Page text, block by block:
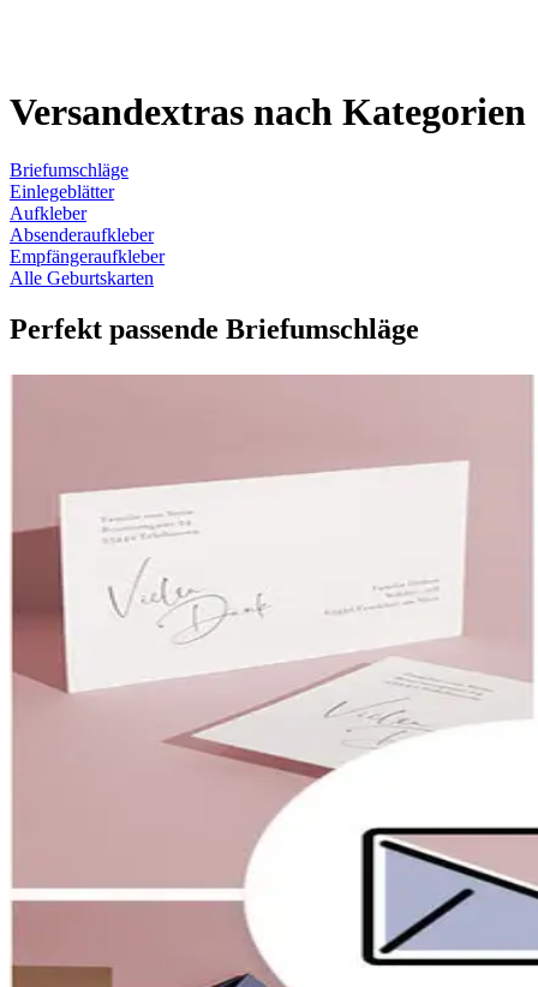
Versandextras nach Kategorien
Briefumschläge
Einlegeblätter
Aufkleber
Absenderaufkleber
Empfängeraufkleber
Alle Geburtskarten
Perfekt passende Briefumschläge